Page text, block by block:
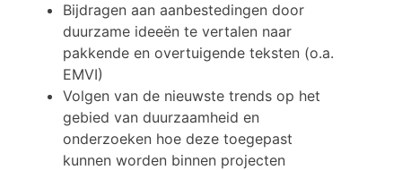
Bijdragen aan aanbestedingen door
duurzame ideeën te vertalen naar
pakkende en overtuigende teksten (o.a.
EMVI)
Volgen van de nieuwste trends op het
gebied van duurzaamheid en
onderzoeken hoe deze toegepast
kunnen worden binnen projecten